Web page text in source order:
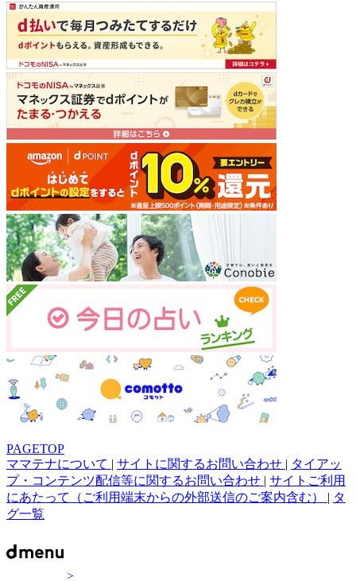
PAGETOP
ママテナについて | サイトに関するお問い合わせ | タイアッ
プ・コンテンツ配信等に関するお問い合わせ | サイトご利用
にあたって（ご利用端末からの外部送信のご案内含む） | タ
グ一覧
>